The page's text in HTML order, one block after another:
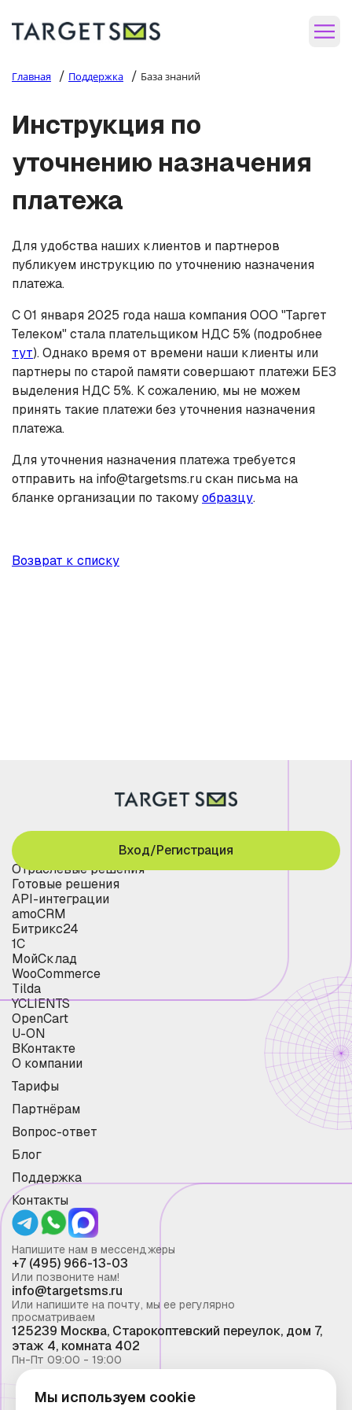
Главная / Поддержка / База знаний
Инструкция по
уточнению назначения
платежа
Для удобства наших клиентов и партнеров
публикуем инструкцию по уточнению назначения
платежа.
С 01 января 2025 года наша компания ООО "Таргет
Телеком" стала плательщиком НДС 5% (подробнее
тут). Однако время от времени наши клиенты или
партнеры по старой памяти совершают платежи БЕЗ
выделения НДС 5%. К сожалению, мы не можем
принять такие платежи без уточнения назначения
платежа.
Для уточнения назначения платежа требуется
отправить на info@targetsms.ru скан письма на
бланке организации по такомуобразцу.
Возврат к списку
Отраслевые решения
Готовые решения
API-интеграции
amoCRM
Битрикс24
1С
МойСклад
WooCommerce
Tilda
YCLIENTS
OpenCart
U-ON
ВКонтакте
О компании
Тарифы
Партнёрам
Вопрос-ответ
Блог
Поддержка
Контакты
Вход/Регистрация
Напишите нам в мессенджеры
+7 (495) 966-13-03
Или позвоните нам!
info@targetsms.ru
Или напишите на почту, мы ее регулярно
просматриваем
125239 Москва, Старокоптевский переулок, дом 7,
этаж 4, комната 402
Пн-Пт 09:00 - 19:00
Мы используем cookie